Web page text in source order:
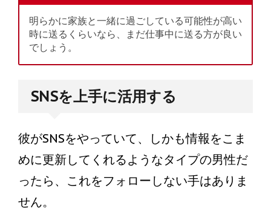
明らかに家族と一緒に過ごしている可能性が高い
時に送るくらいなら、まだ仕事中に送る方が良い
でしょう。
SNSを上手に活用する
彼がSNSをやっていて、しかも情報をこま
めに更新してくれるようなタイプの男性だ
ったら、これをフォローしない手はありま
せん。